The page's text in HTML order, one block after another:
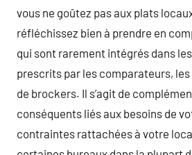
vous ne goûtez pas aux plats
réfléchissez bien à prendre en
qui sont rarement intégrés dans
prescrits par les comparateurs, les
de brockers. Il s’agit de
conséquents liés aux besoins de
contraintes rattachées à votre